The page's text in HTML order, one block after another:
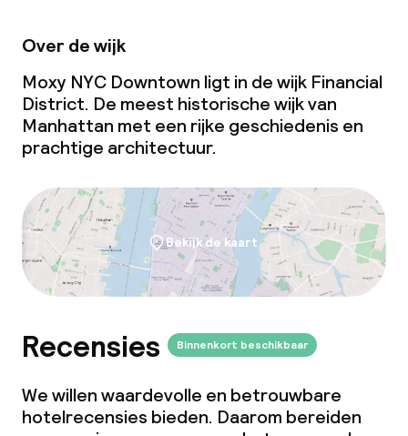
Over de wijk
Moxy NYC Downtown ligt in de wijk Financial
District. De meest historische wijk van
Manhattan met een rijke geschiedenis en
prachtige architectuur.
Bekijk de kaart
Recensies Binnenkort beschikbaar
We willen waardevolle en betrouwbare
hotelrecensies bieden. Daarom bereiden